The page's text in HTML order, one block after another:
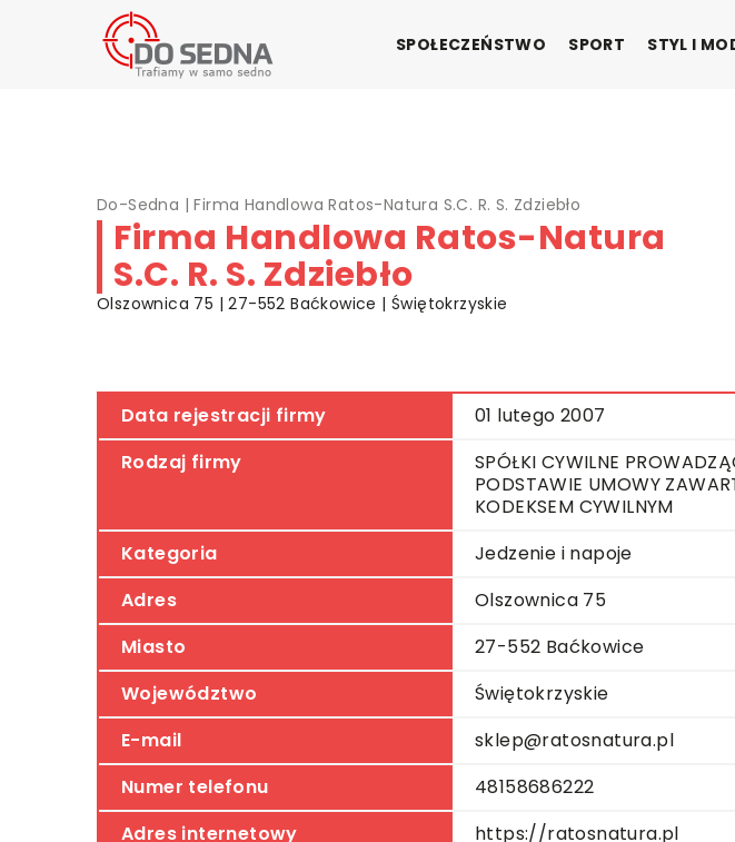
SPOŁECZEŃSTWO SPORT STYL I
Do-Sedna |Firma Handlowa Ratos-Natura S.C. R. S. Zdziebło
Firma Handlowa Ratos-Natura
S.C. R. S. Zdziebło
Olszownica 75 | 27-552 Baćkowice | Świętokrzyskie
Data rejestracji firmy
01 lutego 2007
Rodzaj firmy
SPÓŁKI CYWILNE
PODSTAWIE UMOWY
KODEKSEM CYWILNYM
Kategoria
Jedzenie i napoje
Adres
Olszownica 75
Miasto
27-552 Baćkowice
Województwo
Świętokrzyskie
E-mail
sklep@ratosnatura.pl
Numer telefonu
48158686222
Adres internetowy
https://ratosnatura.pl